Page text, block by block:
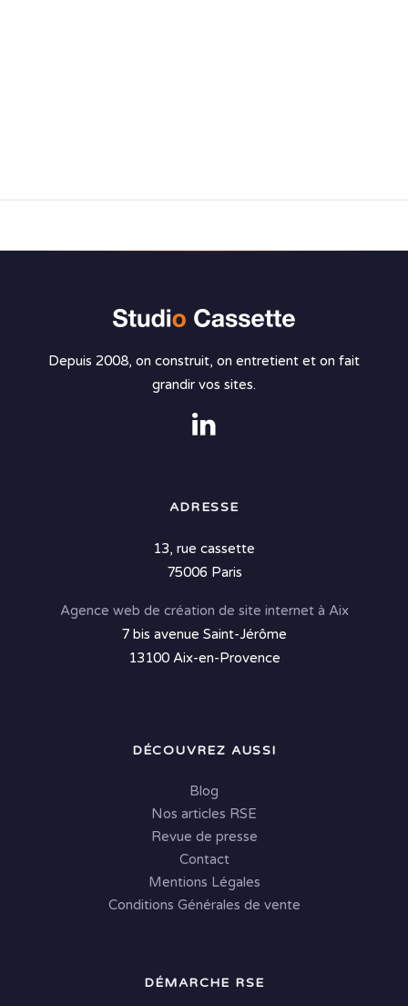
Depuis 2008, on construit, on entretient et on fait
grandir vos sites.
ADRESSE
13, rue cassette
75006 Paris
Agence web de création de site internet à Aix
7 bis avenue Saint-Jérôme
13100 Aix-en-Provence
DÉCOUVREZ AUSSI
Blog
Nos articles RSE
Revue de presse
Contact
Mentions Légales
Conditions Générales de vente
DÉMARCHE RSE